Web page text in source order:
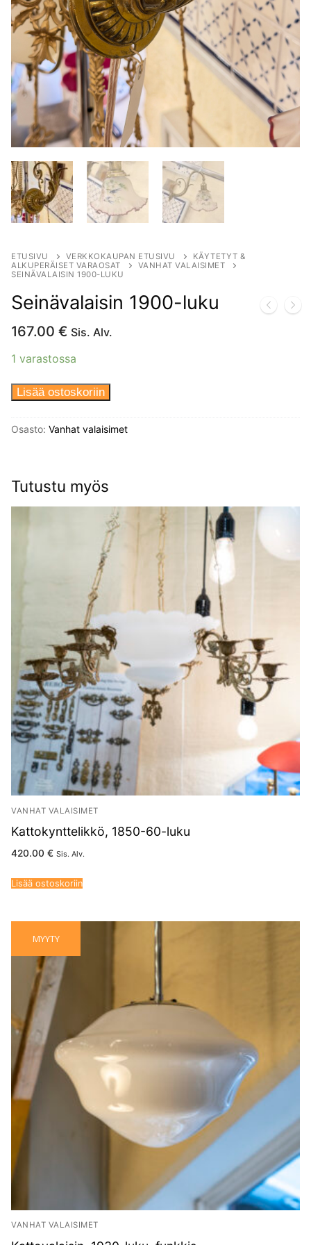
ETUSIVU VERKKOKAUPAN ETUSIVU
KÄYTETYT &
ALKUPERÄISET VARAOSAT
VANHAT VALAISIMET
SEINÄVALAISIN 1900-LUKU
Seinävalaisin 1900-luku
167.00 € Sis. Alv.
1 varastossa
Seinävalaisin
luku
Lisää ostoskoriin
Osasto: Vanhat valaisimet
Tutustu myös
VANHAT VALAISIMET
Kattokynttelikkö, 1850-60-luku
420.00 € Sis. Alv.
Lisää ostoskoriin
MYYTY
VANHAT VALAISIMET